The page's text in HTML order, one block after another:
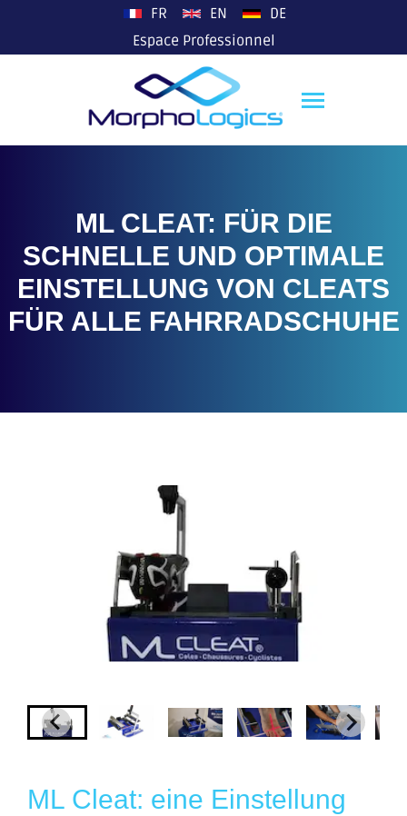
FR EN
DE
Espace Professionnel
ML CLEAT: FÜR DIE
SCHNELLE UND OPTIMALE
EINSTELLUNG VON CLEATS
FÜR ALLE FAHRRADSCHUHE
ML Cleat: eine Einstellung